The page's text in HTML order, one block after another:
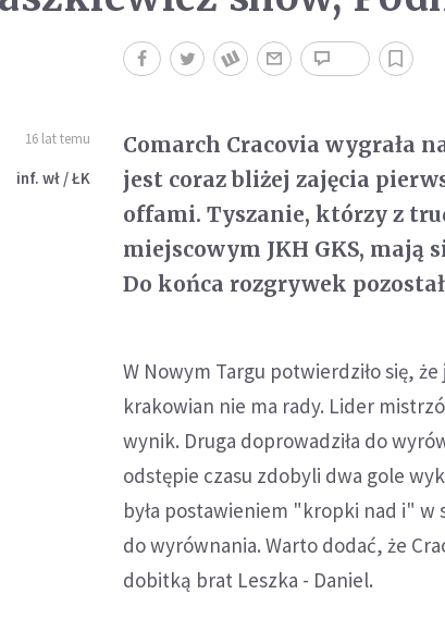
16 lat temu
inf. wł / ŁK
Comarch Cracovia wygrała
jest coraz bliżej zajęcia
offami. Tyszanie, którzy z
miejscowym JKH GKS,
Do końca rozgrywek
W Nowym Targu potwierdziło się,
krakowian nie ma rady. Lider
wynik. Druga doprowadziła do
odstępie czasu zdobyli dwa gole
była postawieniem "kropki nad i" w
do wyrównania. Warto dodać, że
dobitką brat Leszka - Daniel.